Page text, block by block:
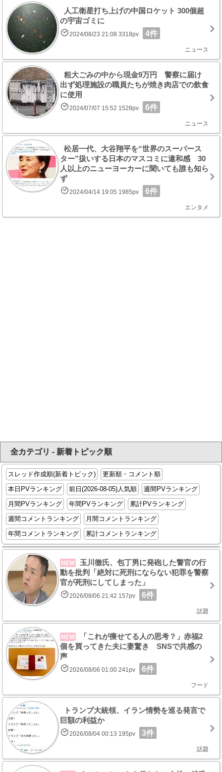
人工衛星打ち上げの中国ロケット 300個超
の宇宙ゴミに
2024/08/23 21:08 3318pv 4件
ニュース
粗大ごみの中から現金9万円 警察に届け
出ず処理施設の職員たちが焼き肉店での飲食
に使用
2024/07/07 15:52 1528pv 6件
ニュース
松居一代、大谷翔平を“世界のスーパース
ター”扱いする日本のマスコミに違和感 30
人以上のニューヨーカーに聞いても誰も知ら
ず
2024/04/14 19:05 1985pv 6件
エンタメ
全カテゴリ - 新着トピック順
スレッド作成順(新着トピック)
更新順・コメント順
本日PVランキング
前日(2026-08-05)人気順
週間PVランキング
月間PVランキング
年間PVランキング
累計PVランキング
週間コメントランキング
月間コメントランキング
年間コメントランキング
累計コメントランキング
NEW
玉川徹氏、包丁男に発砲した警官の行
動を批判「絶対に死刑にならない犯罪を警察
官が死刑にしてしまった」
2026/08/06 21:42 157pv 6件
話題
NEW
「これが痩せてる人の思考？」赤福2
個を買ってきた夫に妻驚き SNSで共感の
声
2026/08/06 01:00 241pv 6件
フード
トランプ大統領、イラン情勢を巡る発言で
巨額の利益か
2026/08/04 00:13 195pv 3件
話題